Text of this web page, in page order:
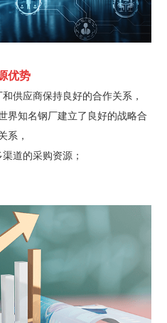
优势
供应商保持良好的合作关系，
界知名钢厂建立了良好的战略合
系，
道的采购资源；